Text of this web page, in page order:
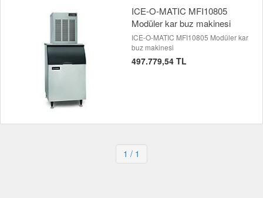
ICE-O-MATIC MFI10805
Modüler kar buz makinesi
ICE-O-MATIC MFI10805 Modüler kar
buz makinesi
497.779,54 TL
1 / 1